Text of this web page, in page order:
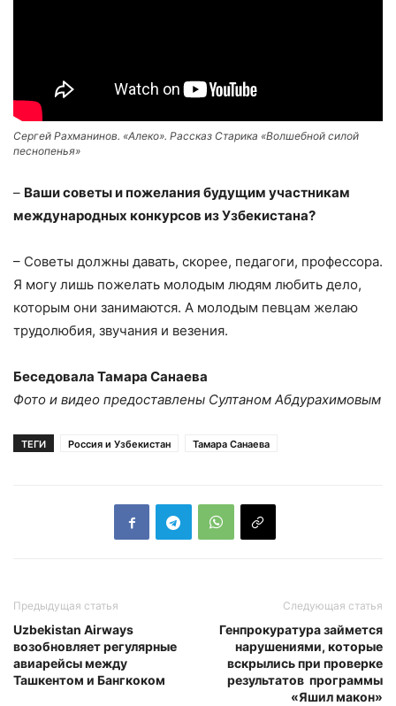
Сергей Рахманинов. «Алеко». Рассказ Старика «Волшебной силой
песнопенья»
– Ваши советы и пожелания будущим участникам
международных конкурсов из Узбекистана?
– Советы должны давать, скорее, педагоги, профессора.
Я могу лишь пожелать молодым людям любить дело,
которым они занимаются. А молодым певцам желаю
трудолюбия, звучания и везения.
Беседовала Тамара Санаева
Фото и видео предоставлены Султаном Абдурахимовым
ТЕГИ Россия и Узбекистан Тамара Санаева
Предыдущая статья
Uzbekistan Airways
возобновляет регулярные
авиарейсы между
Ташкентом и Бангкоком
Следующая статья
Генпрокуратура займется
нарушениями, которые
вскрылись при проверке
результатов программы
«Яшил макон»